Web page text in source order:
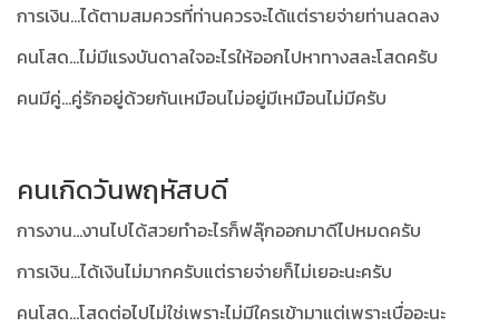
การเงิน...ได้ตามสมควรที่ท่านควรจะได้แต่รายจ่ายท่านลดลง
คนโสด...ไม่มีแรงบันดาลใจอะไรให้ออกไปหาทางสละโสดครับ
คนมีคู่...คู่รักอยู่ด้วยกันเหมือนไม่อยู่มีเหมือนไม่มีครับ
คนเกิดวันพฤหัสบดี
การงาน...งานไปได้สวยทำอะไรก็ฟลุ๊กออกมาดีไปหมดครับ
การเงิน...ได้เงินไม่มากครับแต่รายจ่ายก็ไม่เยอะนะครับ
คนโสด...โสดต่อไปไม่ใช่เพราะไม่มีใครเข้ามาแต่เพราะเบื่ออะนะ